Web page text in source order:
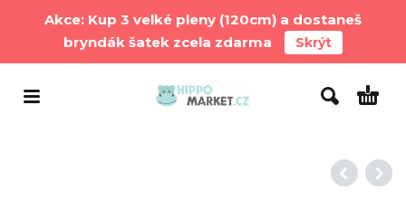
Akce: Kup 3 velké pleny (120cm) a dostaneš
bryndák šatek zcela zdarma
Skrýt